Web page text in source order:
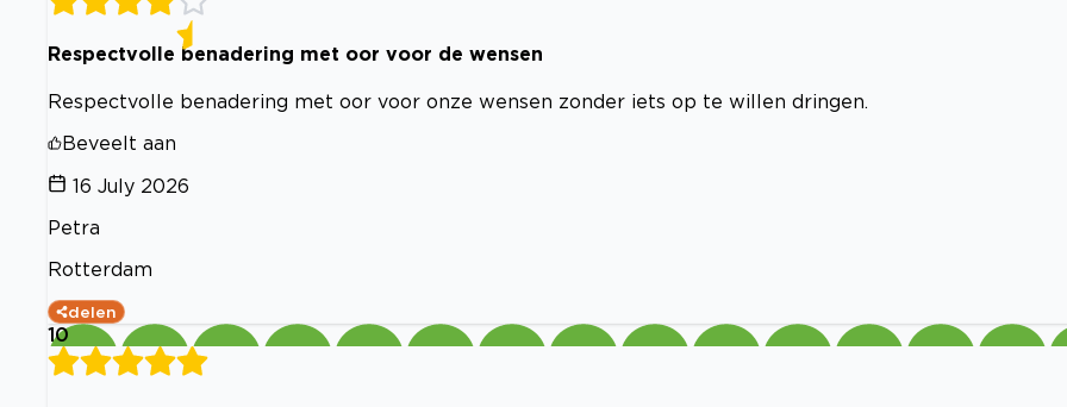
Respectvolle benadering met oor voor de wensen
Respectvolle benadering met oor voor onze wensen zonder iets op te willen dringen.
Beveelt aan
16 July 2026
Petra
Rotterdam
delen
10